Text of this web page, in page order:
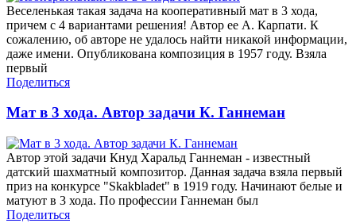
Веселенькая такая задача на кооперативный мат в 3 хода,
причем с 4 вариантами решения! Автор ее А. Карпати. К
сожалению, об авторе не удалось найти никакой информации,
даже имени. Опубликована композиция в 1957 году. Взяла
первый
Поделиться
Мат в 3 хода. Автор задачи К. Ганнеман
Автор этой задачи Кнуд Харальд Ганнеман - известный
датский шахматный композитор. Данная задача взяла первый
приз на конкурсе "Skakbladet" в 1919 году. Начинают белые и
матуют в 3 хода. По профессии Ганнеман был
Поделиться